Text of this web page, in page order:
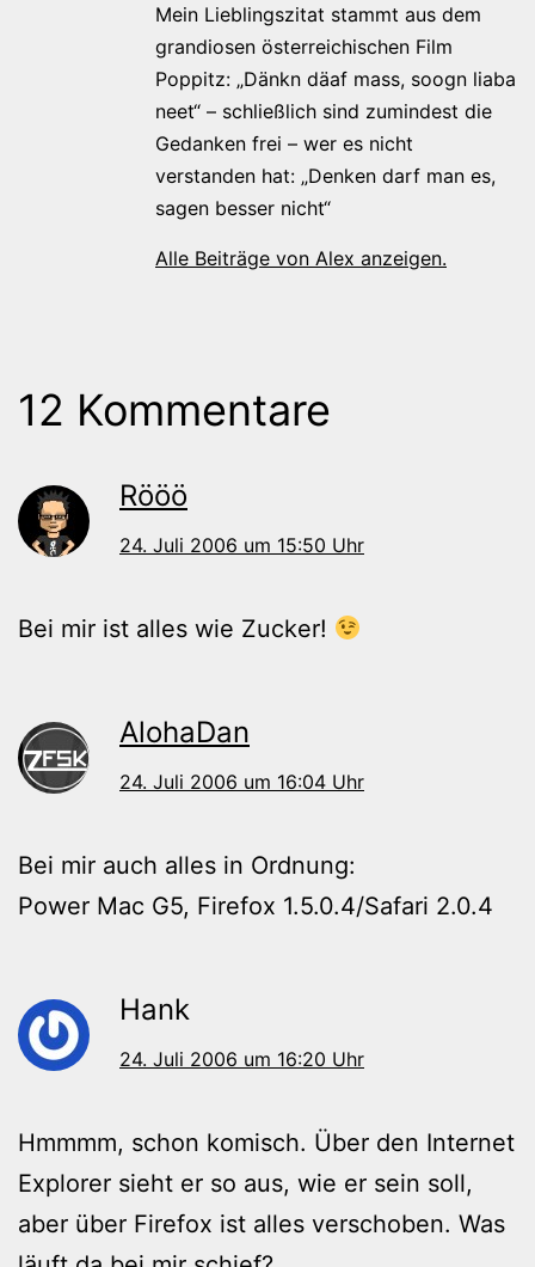
Mein Lieblingszitat stammt aus dem
grandiosen österreichischen Film
Poppitz: „Dänkn däaf mass, soogn liaba
neet“ – schließlich sind zumindest die
Gedanken frei – wer es nicht
verstanden hat: „Denken darf man es,
sagen besser nicht“
Alle Beiträge von Alex anzeigen.
12 Kommentare
Rööö
24. Juli 2006 um 15:50 Uhr
Bei mir ist alles wie Zucker!
AlohaDan
24. Juli 2006 um 16:04 Uhr
Bei mir auch alles in Ordnung:
Power Mac G5, Firefox 1.5.0.4/Safari 2.0.4
Hank
24. Juli 2006 um 16:20 Uhr
Hmmmm, schon komisch. Über den Internet
Explorer sieht er so aus, wie er sein soll,
aber über Firefox ist alles verschoben. Was